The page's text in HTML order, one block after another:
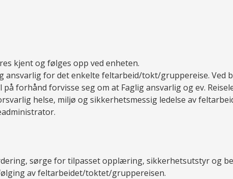
kjent og følges opp ved enheten.
ansvarlig for det enkelte feltarbeid/tokt/gruppereise. Ved
forhånd forvisse seg om at Faglig ansvarlig og ev.
helse, miljø og sikkerhetsmessig ledelse av
sørge for tilpasset opplæring, sikkerhetsutstyr og
av feltarbeidet/toktet/gruppereisen.